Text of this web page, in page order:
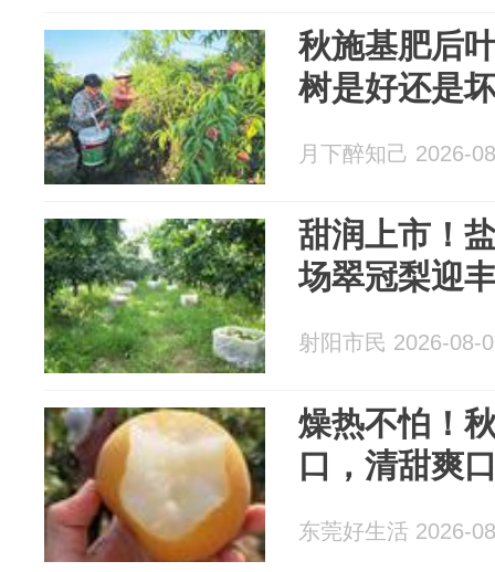
秋施基肥后
树是好还是
月下醉知己 2026-
甜润上市！
场翠冠梨迎
射阳市民 2026-08-
燥热不怕！
口，清甜爽
东莞好生活 2026-